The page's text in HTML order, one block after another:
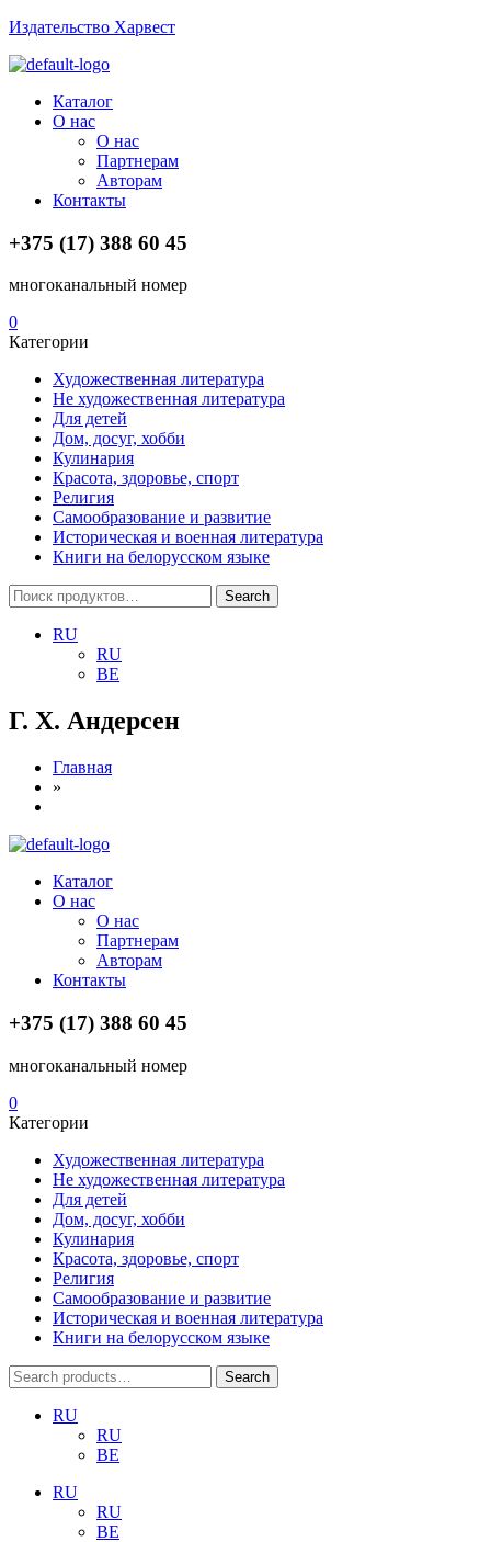
Издательство Харвест
Menu
Каталог
О нас
О нас
Партнерам
Авторам
Контакты
+375 (17) 388 60 45
многоканальный номер
0
Категории
Художественная литература
Не художественная литература
Для детей
Дом, досуг, хобби
Кулинария
Красота, здоровье, спорт
Религия
Самообразование и развитие
Историческая и военная литература
Книги на белорусском языке
Search
for:
Search
RU
RU
BE
Г. Х. Андерсен
Главная
»
Menu
Каталог
О нас
О нас
Партнерам
Авторам
Контакты
+375 (17) 388 60 45
многоканальный номер
0
Категории
Художественная литература
Не художественная литература
Для детей
Дом, досуг, хобби
Кулинария
Красота, здоровье, спорт
Религия
Самообразование и развитие
Историческая и военная литература
Книги на белорусском языке
Search
for:
Search
RU
RU
BE
RU
RU
BE